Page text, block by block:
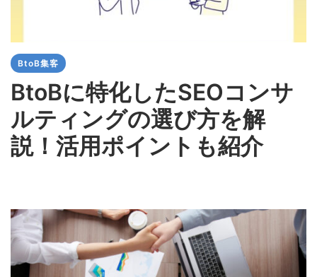
BtoB集客
BtoBに特化したSEOコンサ
ルティングの選び方を解
説！活用ポイントも紹介